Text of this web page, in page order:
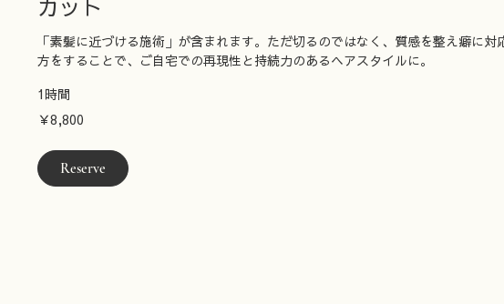
カット
「素髪に近づける施術」が含まれます。ただ切るのではなく、質感を整え癖に対
方をすることで、ご自宅での再現性と持続力のあるヘアスタイルに。
1時間
円
￥8,800
Reserve